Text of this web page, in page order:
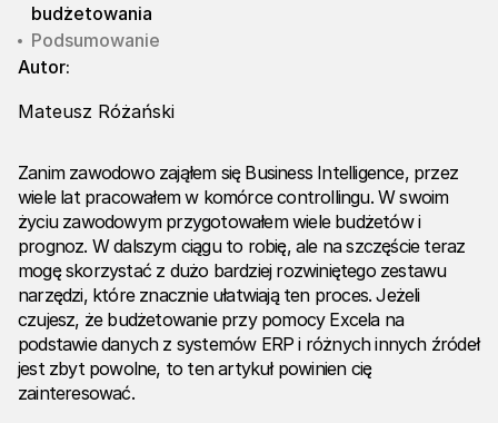
budżetowania
Podsumowanie
Autor:
Mateusz Różański
Zanim zawodowo zająłem się Business Intelligence, przez
wiele lat pracowałem w komórce controllingu. W swoim
życiu zawodowym przygotowałem wiele budżetów i
prognoz. W dalszym ciągu to robię, ale na szczęście teraz
mogę skorzystać z dużo bardziej rozwiniętego zestawu
narzędzi, które znacznie ułatwiają ten proces. Jeżeli
czujesz, że budżetowanie przy pomocy Excela na
podstawie danych z systemów ERP i różnych innych źródeł
jest zbyt powolne, to ten artykuł powinien cię
zainteresować.